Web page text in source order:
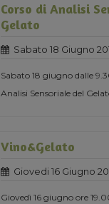
Corso di Analisi
Gelato
Sabato 18 Giugno
Sabato 18 giugno dalle
Analisi Sensoriale del
Vino&Gelato
Giovedi 16 Giugno
Giovedì 16 giugno ore